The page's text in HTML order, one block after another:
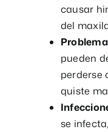
causar
del
pueden
perderse
quiste
se